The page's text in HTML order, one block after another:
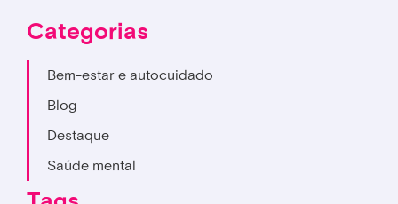
Categorias
Bem-estar e autocuidado
Blog
Destaque
Saúde mental